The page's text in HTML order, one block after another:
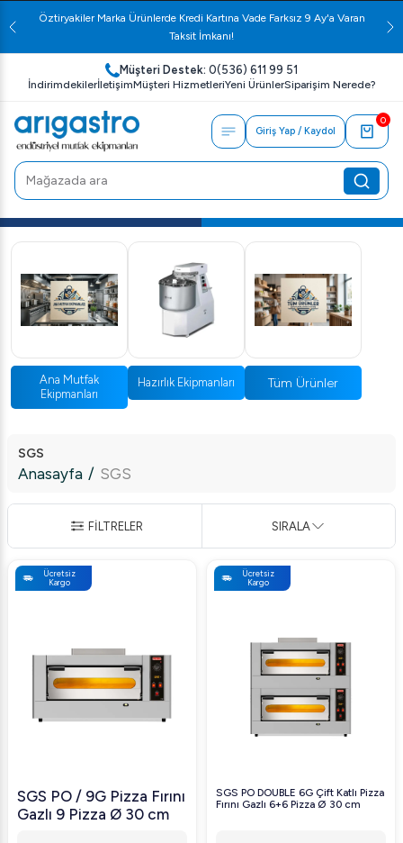
Öztiryakiler Marka Ürünlerde Kredi Kartına Vade Farksız 9 Ay'a Varan
Taksit İmkanı!
Müşteri Destek: 0(536) 611 99 51
İndirimdekilerİletişimMüşteri HizmetleriYeni ÜrünlerSiparişim Nerede?
Giriş Yap / Kaydol
0
Ana Mutfak
Ekipmanları
Hazırlık Ekipmanları Tüm Ürünler
SGS
Anasayfa / SGS
FİLTRELER SIRALA
Ücretsiz
Kargo
SGS PO / 9G Pizza Fırını
Gazlı 9 Pizza Ø 30 cm
Ücretsiz
Kargo
SGS PO DOUBLE 6G Çift Katlı Pizza
Fırını Gazlı 6+6 Pizza Ø 30 cm